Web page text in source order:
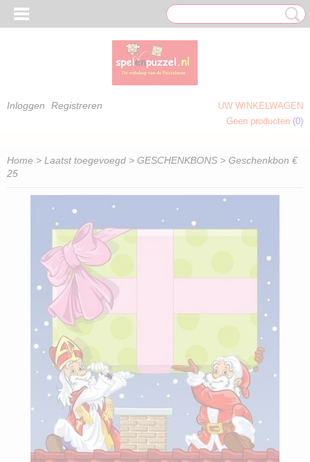
Inloggen Registreren
UW WINKELWAGEN
Geen producten (0)
Home > Laatst toegevoegd > GESCHENKBONS > Geschenkbon €
25